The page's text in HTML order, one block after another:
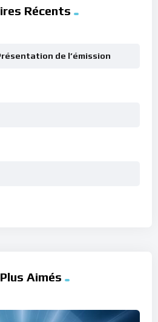
Récents
de l’émission
Aimés